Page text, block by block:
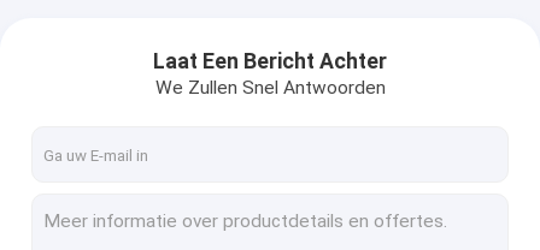
Gemotoriseerde Passagierstreden
Luchthaven Ambulift
Laat Een Bericht Achter
We Zullen Snel Antwoorden